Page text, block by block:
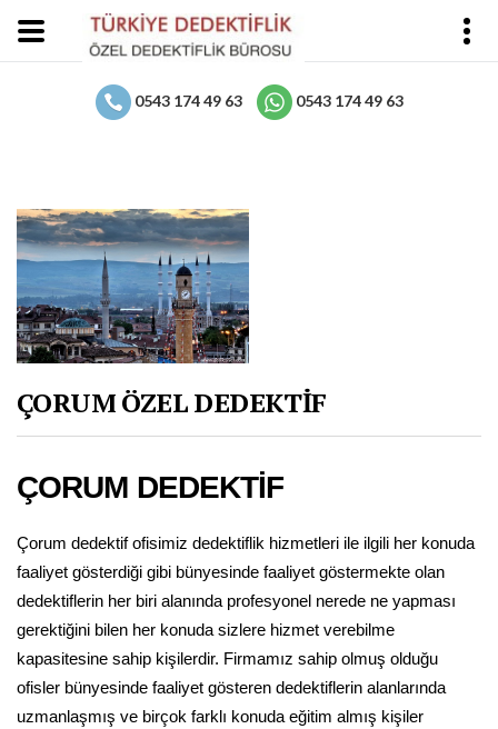
0543 174 49 63 0543 174 49 63
ÇORUM ÖZEL DEDEKTİF
ÇORUM DEDEKTİF
Çorum dedektif ofisimiz dedektiflik hizmetleri ile ilgili her konuda
faaliyet gösterdiği gibi bünyesinde faaliyet göstermekte olan
dedektiflerin her biri alanında profesyonel nerede ne yapması
gerektiğini bilen her konuda sizlere hizmet verebilme
kapasitesine sahip kişilerdir. Firmamız sahip olmuş olduğu
ofisler bünyesinde faaliyet gösteren dedektiflerin alanlarında
uzmanlaşmış ve birçok farklı konuda eğitim almış kişiler